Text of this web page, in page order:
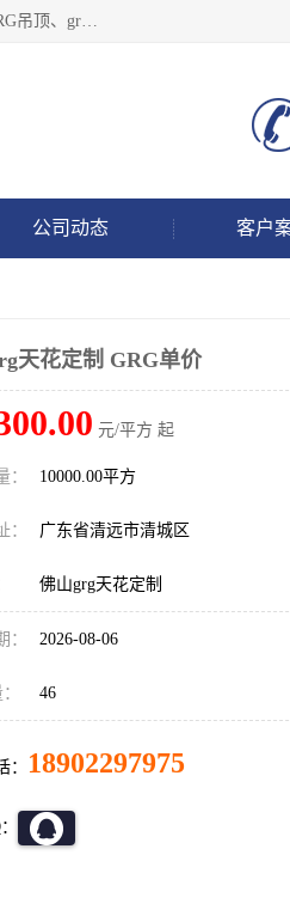
广东饰纪上品建材科技有限公司，主营grg材料、UHPC板、grc构件、uhpc幕墙板、grg厂家、grc厂家、uhpc厂家、GRG吊顶、grg石膏板、grg构件、外墙grc线条、grg造型、grg材料定制，uhpc高性能混凝土，uhpc构件，uhpc镂空挂板，grg材料生产厂家，广东grg厂家，广东grc厂家，联系方式*，2万平厂房，如果您对我公司的产品服务感兴趣，请联系我们。
公司动态 客户
天花定制 GRG单价
元/平方 起
： 10000.00平方
： 广东省清远市清城区
佛山grg天花定制
： 2026-08-06
46
： 18902297975